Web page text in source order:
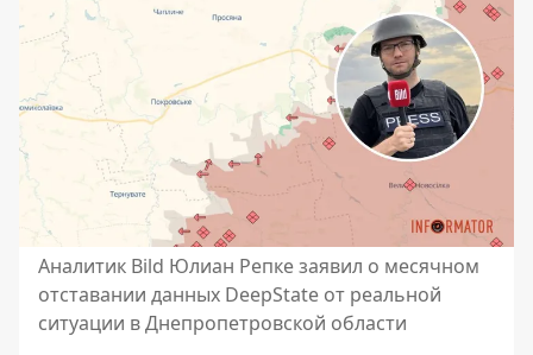
Аналитик Bild Юлиан Репке заявил о месячном
отставании данных DeepState от реальной
ситуации в Днепропетровской области